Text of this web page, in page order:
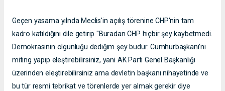
Geçen yasama yılnda Meclis'in açılış törenine CHP'nin tam
kadro katıldığını dile getirip "Buradan CHP hiçbir şey kaybetmedi.
Demokrasinin olgunluğu dediğim şey budur. Cumhurbaşkanı’nı
miting yapıp eleştirebilirsiniz, yani AK Parti Genel Başkanlığı
üzerinden eleştirebilirsiniz ama devletin başkanı nihayetinde ve
bu tür resmi tebrikat ve törenlerde yer almak gerekir diye